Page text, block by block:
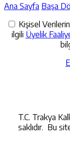
Ana Sayfa Başa
Kişisel
ilgili Üyelik
T.C. Trakya
saklıdır. Bu